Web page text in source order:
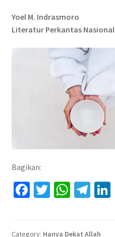
Yoel M. Indrasmoro
Literatur Perkantas Nasional
Bagikan:
Fa T W Te Li
Category: Hanya Dekat Allah